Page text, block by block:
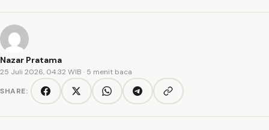
Nazar Pratama
25 Juli 2026, 04:32 WIB · 5 menit baca
SHARE:
FacebookTwitter/XWhatsAppTelegramCopy link